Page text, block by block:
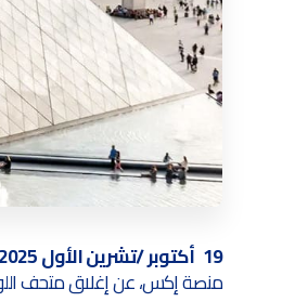
19 أكتوبر /تشرين الأول 2025 (PEN)
منصة إكس، عن إغلاق متحف